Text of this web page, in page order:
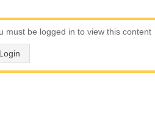
must be logged in to view this content